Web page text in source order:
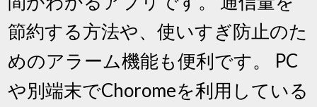
節約する方法や、使いすぎ防止のた
めのアラーム機能も便利です。 PC
や別端末でChoromeを利用している